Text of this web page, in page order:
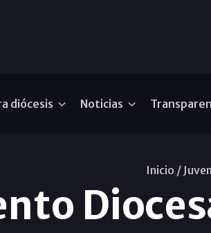
diócesis Noticias
Inicio /